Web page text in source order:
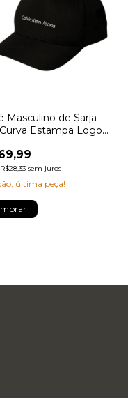
Masculino de Sarja
Estampa Logo
R$28,33 sem juros
última peça!